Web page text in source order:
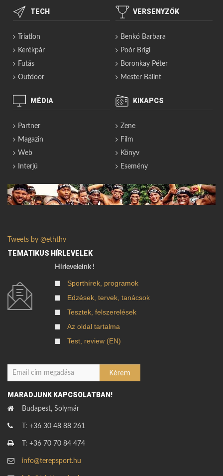
TECH
Triatlon
Kerékpár
Futás
Outdoor
VERSENYZŐK
Benkó Barbara
Poór Brigi
Boronkay Péter
Mester Bálint
MÉDIA
Partner
Magazin
Web
Interjú
KIKAPCS
Zene
Film
Könyv
Esemény
Tweets by @eththv
TEMATIKUS HÍRLEVELEK
Hírleveleink !
Sporthírek, programok
Edzések, tervek, tanácsok
Tesztek, felszerelések
Az oldal tartalma
Test, review (EN)
MARADJUNK KAPCSOLATBAN!
Budapest, Solymár
T: +36 30 48 88 261
T: +36 70 70 84 474
info@terepsport.hu